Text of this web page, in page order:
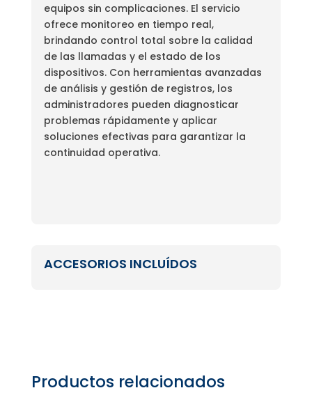
equipos sin complicaciones. El servicio
ofrece monitoreo en tiempo real,
brindando control total sobre la calidad
de las llamadas y el estado de los
dispositivos. Con herramientas avanzadas
de análisis y gestión de registros, los
administradores pueden diagnosticar
problemas rápidamente y aplicar
soluciones efectivas para garantizar la
continuidad operativa.
ACCESORIOS INCLUÍDOS
Productos relacionados